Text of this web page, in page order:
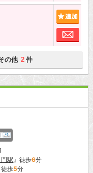
お
の他 2 件
駅』徒歩6分
徒歩5分